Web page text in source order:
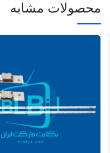
محصولات مشابه